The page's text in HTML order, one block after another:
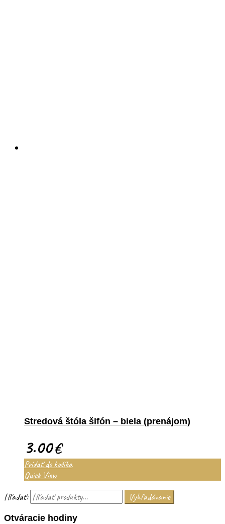
Stredová štóla šifón – biela (prenájom)
3.00€
Pridať do košíka
Quick View
Hľadať:
Vyhľadávanie
Otváracie hodiny